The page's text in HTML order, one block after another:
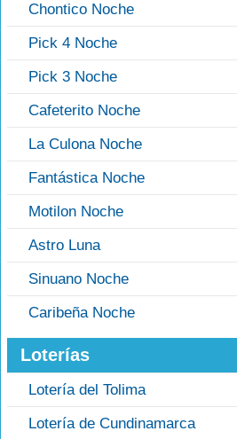
Chontico Noche
Pick 4 Noche
Pick 3 Noche
Cafeterito Noche
La Culona Noche
Fantástica Noche
Motilon Noche
Astro Luna
Sinuano Noche
Caribeña Noche
Loterías
Lotería del Tolima
Lotería de Cundinamarca